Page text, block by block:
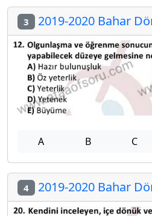
3 2019-2020 Bahar
A B C
4 2019-2020 Bahar